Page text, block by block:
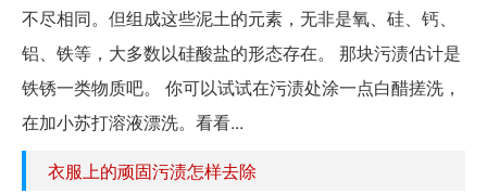
不尽相同。但组成这些泥土的元素，无非是氧、硅、钙、
铝、铁等，大多数以硅酸盐的形态存在。 那块污渍估计是
铁锈一类物质吧。 你可以试试在污渍处涂一点白醋搓洗，
在加小苏打溶液漂洗。看看...
衣服上的顽固污渍怎样去除